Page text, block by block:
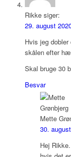
Rikke siger:
29. august
Hvis jeg
skålen efter
Skal bruge 30
Besvar
Mette
30.
Hej